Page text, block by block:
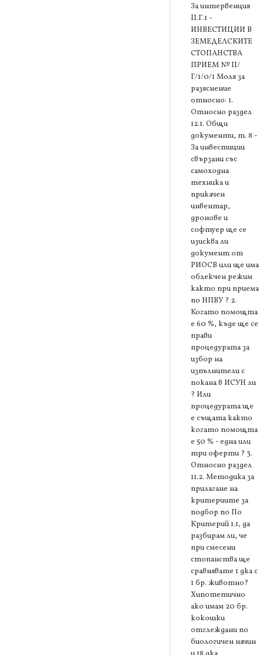
За интервенция
II.Г.1 -
ИНВЕСТИЦИИ В
ЗЕМЕДЕЛСКИТЕ
СТОПАНСТВА
ПРИЕМ № II/
Г/1/0/1 Моля за
разяснение
относно: 1.
Относно раздел
12.1. Общи
документи, т. 8 -
За инвестиции
свързани със
самоходна
техника и
прикачен
инвентар,
дронове и
софтуер ще се
изисква ли
документ от
РИОСВ или ще има
облекчен режим
както при приема
по НПВУ ? 2.
Когато помощта
е 60 %, къде ще се
прави
процедурата за
избор на
изпълнители с
покана в ИСУН ли
? Или
процедурата ще
е същата както
когато помощта
е 50 % - една или
три оферти ? 3.
Относно раздел
11.2. Методика за
прилагане на
критериите за
подбор по По
Критерий 1.1, да
разбирам ли, че
при смесени
стопанства ще
сравнявате 1 дка с
1 бр. животно?
Хипотетично
ако имам 20 бр.
кокошки
отглеждани по
биологичен начин